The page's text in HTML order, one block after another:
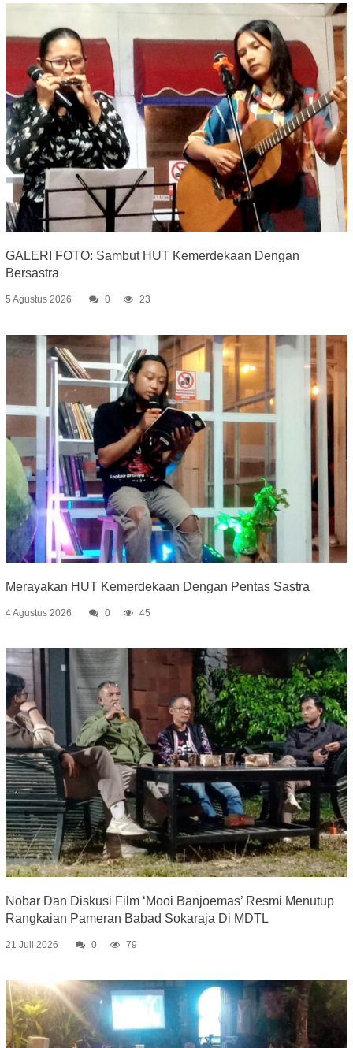
GALERI FOTO: Sambut HUT Kemerdekaan Dengan
Bersastra
5 Agustus 2026 0 23
Merayakan HUT Kemerdekaan Dengan Pentas Sastra
4 Agustus 2026 0 45
Nobar Dan Diskusi Film ‘Mooi Banjoemas’ Resmi Menutup
Rangkaian Pameran Babad Sokaraja Di MDTL
21 Juli 2026 0 79